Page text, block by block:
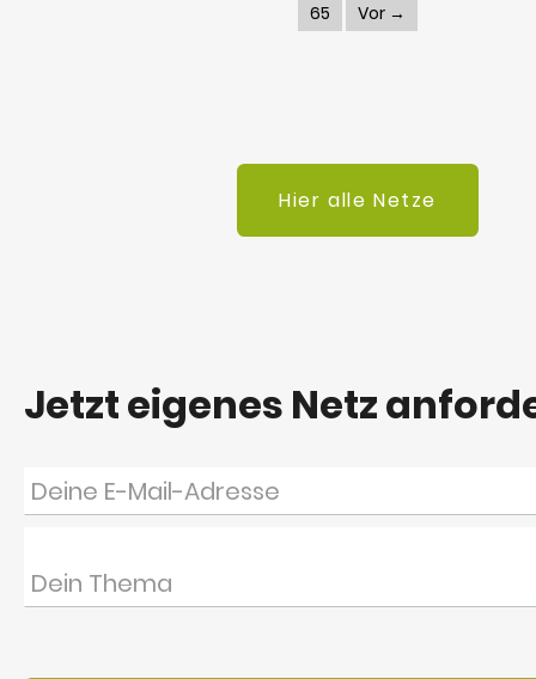
65
Vor →
Hier alle Netze
Jetzt eigenes Netz